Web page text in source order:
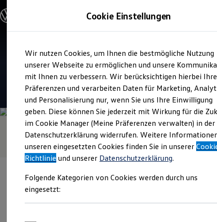
Hauptinhalt
springen
Footer
springen
Modelle & Konfigurator
Nutzfahrzeugkategorien entdecken
Modelle konfigurieren
Vorgängermodelle und Oldtimer
Vorgängermodelle
Oldtimer
Bulli Historie
Branchenlösungen & Gewerbekunden
Umbaulösungen und Hersteller finden
Auf- und Umbauten entdecken & konfigurieren
Groß- und Sonderkunden
Großkunden
Kommunen & Behörden
Journalisten
Sportvereine
Branchenlösungen
Gewerbliche Personenbeförderung
Service & mobile Werkstätten
Menschen mit Behinderung
Verkauf und Service
Autohaus Kittel
4.6| 94 Bewertungen
Cookie Einstellungen
Wir nutzen Cookies, um Ihnen die bestmögliche Nutzung
unserer Webseite zu ermöglichen und unsere
mit Ihnen zu verbessern. Wir berücksichtigen hierbei Ihre
Präferenzen und verarbeiten Daten für Marketing,
und Personalisierung nur, wenn Sie uns Ihre Einwilligung
geben. Diese können Sie jederzeit mit Wirkung für die
im Cookie Manager (Meine Präferenzen verwalten) in der
Datenschutzerklärung widerrufen. Weitere
unseren eingesetzten Cookies finden Sie in unserer
Richtlinie und unserer Datenschutzerklärung.
Folgende Kategorien von Cookies werden durch uns
eingesetzt: